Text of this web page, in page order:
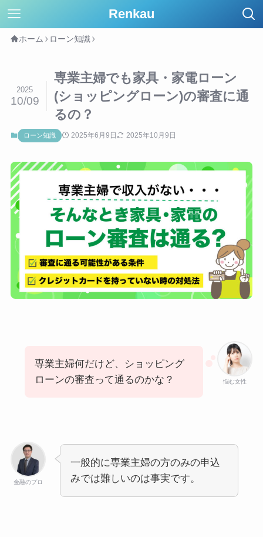
Renkau
ホーム ローン知識
専業主婦でも家具・家電ローン
(ショッピングローン)の審査に通
るの？
2025
10/09
ローン知識 2025年6月9日 2025年10月9日
悩む女性
専業主婦何だけど、ショッピング
ローンの審査って通るのかな？
金融のプロ
一般的に専業主婦の方のみの申込
みでは難しいのは事実です。